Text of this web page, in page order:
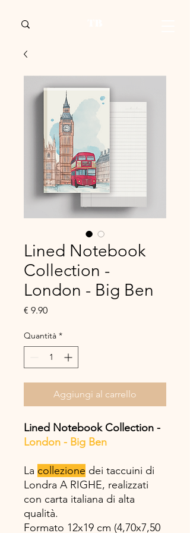
Lined Notebook
Collection -
London - Big Ben
€ 9.90Prezzo
Quantità *
Aggiungi al carrello
Lined Notebook Collection -
London - Big Ben
La collezione dei taccuini di
Londra A RIGHE, realizzati
con carta italiana di alta
qualità.
Formato 12x19 cm (4,70x7,50